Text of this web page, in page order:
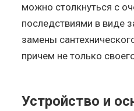
можно столкнуться с
последствиями в виде
замены
причем не только
Устройство и